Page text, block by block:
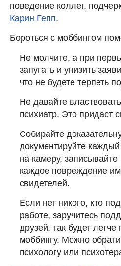
поведение коллег,
Карин Гепп.
Бороться с моббингом
Не молчите, а при
запугать и унизить
что не будете терпеть
Не давайте
психиатр. Это придаст
Собирайте
документируйте
на камеру,
каждое повреждение
свидетелей.
Если нет никого, кто
работе, заручитесь
друзей, так будет легче
моббингу. Можно
психологу или